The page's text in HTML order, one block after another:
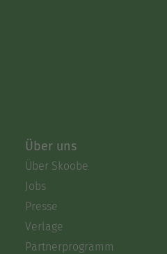
Über uns
Über Skoobe
Jobs
Presse
Verlage
Partnerprogramm